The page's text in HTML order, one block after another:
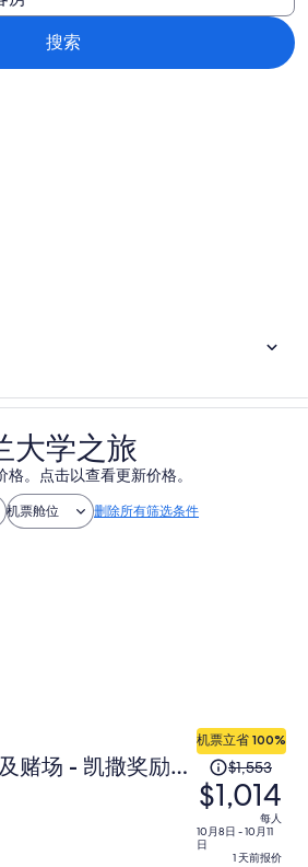
搜索
大学之旅
。点击以查看更新价格。
机票舱位 删除所有筛选条件
赌场 - 凯撒奖励目
机票立省 100%
原
价
为
每
$1,553
$1,014
每人
10月8日 - 10月11
日
1 天前报价